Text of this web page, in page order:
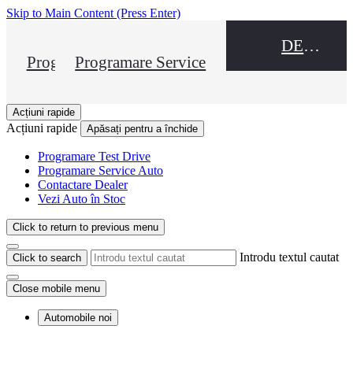
Skip to Main Content (Press Enter)
Programare Test Drive
Programare Service
DEALER NAME
Acțiuni rapide
Acțiuni rapide Apăsați pentru a închide
Programare Test Drive
Programare Service Auto
Contactare Dealer
Vezi Auto în Stoc
Click to return to previous menu
Click to search Introdu textul cautat
Close mobile menu
Automobile noi